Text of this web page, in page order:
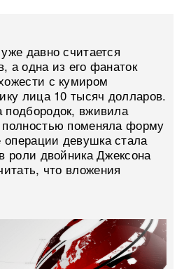
давно считается
а одна из его фанаток
с кумиром
лица 10 тысяч долларов.
вживила
поменяла форму
операции девушка стала
роли двойника Джексона
что вложения